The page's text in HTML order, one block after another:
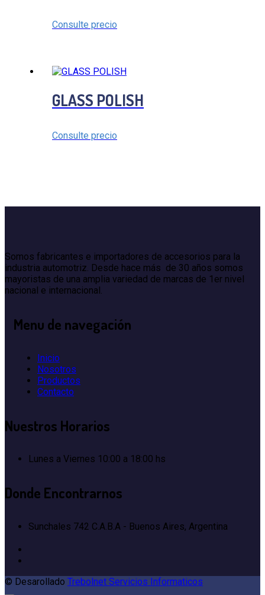
Consulte precio
GLASS POLISH
Consulte precio
Somos fabricantes e importadores de accesorios para la
industria automotriz. Desde hace más de 30 años somos
mayoristas de una amplia variedad de marcas de 1er nivel
nacional e internacional.
Menu de navegación
Inicio
Nosotros
Productos
Contacto
Nuestros Horarios
Lunes a Viernes 10:00 a 18:00 hs
Donde Encontrarnos
Sunchales 742 C.A.B.A - Buenos Aires, Argentina
© Desarollado Trebolnet Servicios Informaticos